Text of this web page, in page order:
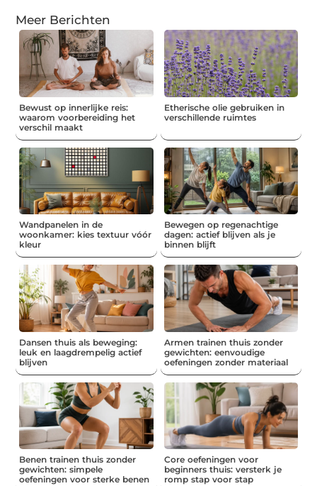
Meer Berichten
Bewust op innerlijke reis:
waarom voorbereiding het
verschil maakt
Etherische olie gebruiken in
verschillende ruimtes
Wandpanelen in de
woonkamer: kies textuur vóór
kleur
Bewegen op regenachtige
dagen: actief blijven als je
binnen blijft
Dansen thuis als beweging:
leuk en laagdrempelig actief
blijven
Armen trainen thuis zonder
gewichten: eenvoudige
oefeningen zonder materiaal
Benen trainen thuis zonder
gewichten: simpele
oefeningen voor sterke benen
Core oefeningen voor
beginners thuis: versterk je
romp stap voor stap